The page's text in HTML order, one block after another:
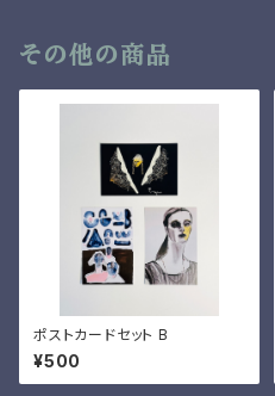
その他の商品
ポストカードセット B
¥500